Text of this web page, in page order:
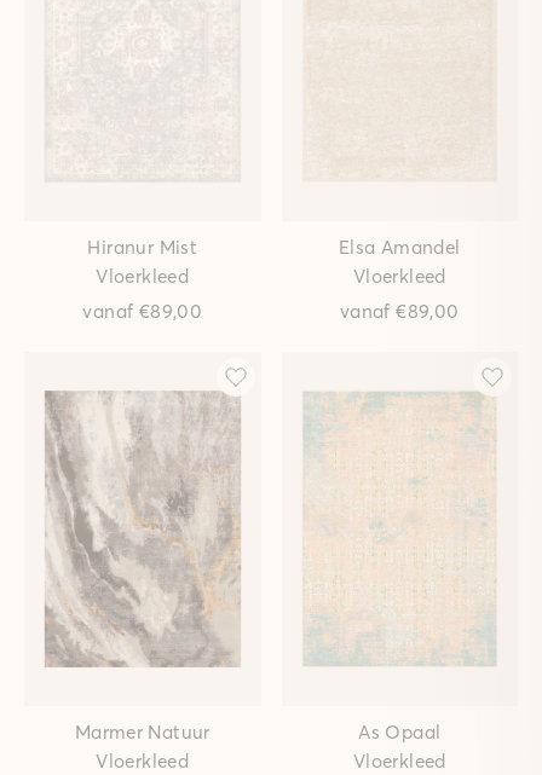
Hiranur Mist
Vloerkleed
vanaf €89,00
Elsa Amandel
Vloerkleed
vanaf€89,00
Marmer Natuur
Vloerkleed
As Opaal
Vloerkleed